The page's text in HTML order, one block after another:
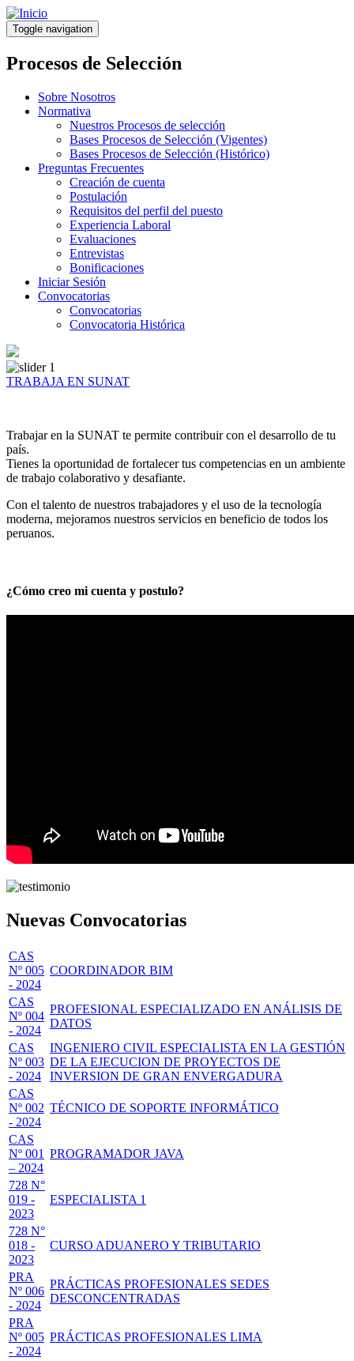
Pasar
al
contenido
principal
Toggle navigation
Procesos de Selección
Sobre Nosotros
Normativa
Nuestros Procesos de selección
Bases Procesos de Selección (Vigentes)
Bases Procesos de Selección (Histórico)
Preguntas Frecuentes
Creación de cuenta
Postulación
Requisitos del perfil del puesto
Experiencia Laboral
Evaluaciones
Entrevistas
Bonificaciones
Iniciar Sesión
Convocatorias
Convocatorias
Convocatoria Histórica
TRABAJA EN SUNAT
Trabajar en la SUNAT te permite contribuir con el desarrollo de tu
país.
Tienes la oportunidad de fortalecer tus competencias en un ambiente
de trabajo colaborativo y desafiante.
Con el talento de nuestros trabajadores y el uso de la tecnología
moderna, mejoramos nuestros servicios en beneficio de todos los
peruanos.
¿Cómo creo mi cuenta y postulo?
Nuevas Convocatorias
CAS
Nº 005
- 2024
COORDINADOR BIM
CAS
Nº 004
- 2024
PROFESIONAL ESPECIALIZADO EN ANÁLISIS DE
DATOS
CAS
Nº 003
- 2024
INGENIERO CIVIL ESPECIALISTA EN LA GESTIÓN
DE LA EJECUCION DE PROYECTOS DE
INVERSION DE GRAN ENVERGADURA
CAS
Nº 002
- 2024
TÉCNICO DE SOPORTE INFORMÁTICO
CAS
Nº 001
– 2024
PROGRAMADOR JAVA
728 N°
019 -
2023
ESPECIALISTA 1
728 N°
018 -
2023
CURSO ADUANERO Y TRIBUTARIO
PRA
Nº 006
- 2024
PRÁCTICAS PROFESIONALES SEDES
DESCONCENTRADAS
PRA
Nº 005
- 2024
PRÁCTICAS PROFESIONALES LIMA